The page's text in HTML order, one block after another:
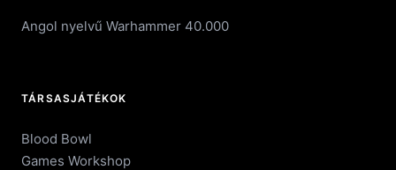
Angol nyelvű Warhammer 40.000
TÁRSASJÁTÉKOK
Blood Bowl
Games Workshop